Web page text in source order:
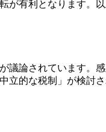
有利となります。
論されています。
的な税制」が検討